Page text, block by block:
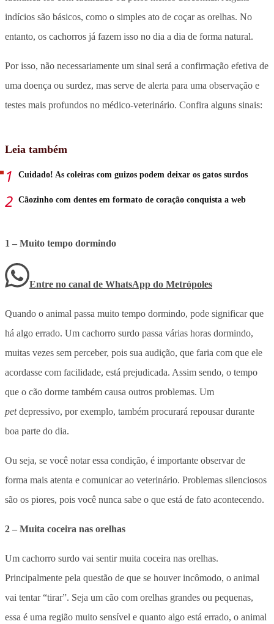
indícios são básicos, como o simples ato de coçar as orelhas. No
entanto, os cachorros já fazem isso no dia a dia de forma natural.
Por isso, não necessariamente um sinal será a confirmação efetiva de
uma doença ou surdez, mas serve de alerta para uma observação e
testes mais profundos no médico-veterinário. Confira alguns sinais:
Leia também
Cuidado! As coleiras com guizos podem deixar os gatos surdos
Cãozinho com dentes em formato de coração conquista a web
1 – Muito tempo dormindo
Entre no canal de WhatsApp do Metrópoles
Quando o animal passa muito tempo dormindo, pode significar que
há algo errado. Um cachorro surdo passa várias horas dormindo,
muitas vezes sem perceber, pois sua audição, que faria com que ele
acordasse com facilidade, está prejudicada. Assim sendo, o tempo
que o cão dorme também causa outros problemas. Um
petdepressivo, por exemplo, também procurará repousar durante
boa parte do dia.
Ou seja, se você notar essa condição, é importante observar de
forma mais atenta e comunicar ao veterinário. Problemas silenciosos
são os piores, pois você nunca sabe o que está de fato acontecendo.
2 – Muita coceira nas orelhas
Um cachorro surdo vai sentir muita coceira nas orelhas.
Principalmente pela questão de que se houver incômodo, o animal
vai tentar “tirar”. Seja um cão com orelhas grandes ou pequenas,
essa é uma região muito sensível e quanto algo está errado, o animal